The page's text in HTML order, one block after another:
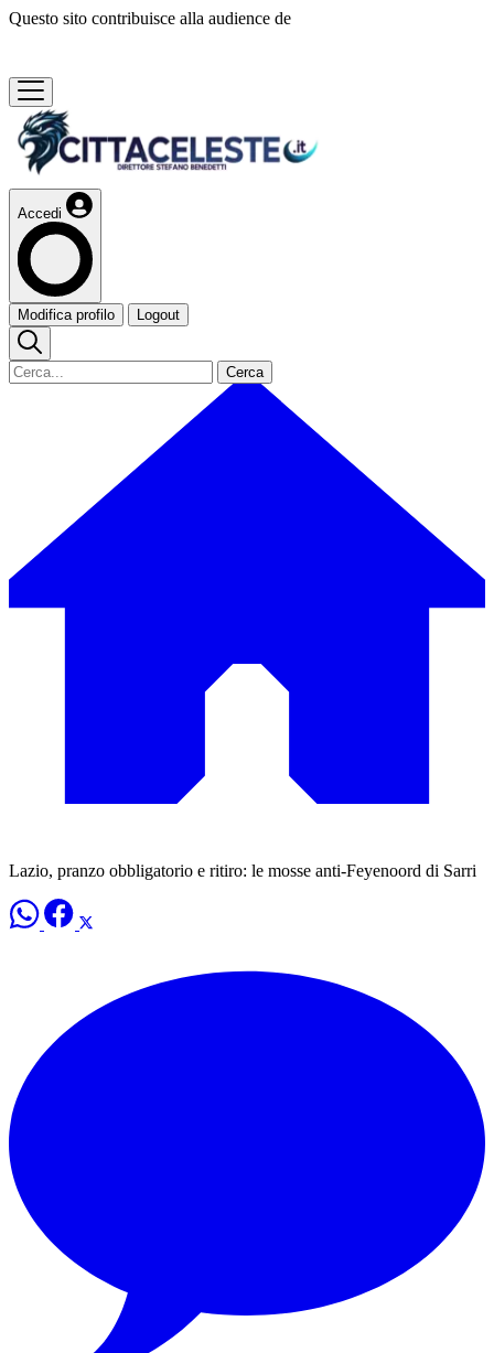
Questo sito contribuisce alla audience de
Accedi
Modifica profilo Logout
Cerca
Lazio, pranzo obbligatorio e ritiro: le mosse anti-Feyenoord di Sarri